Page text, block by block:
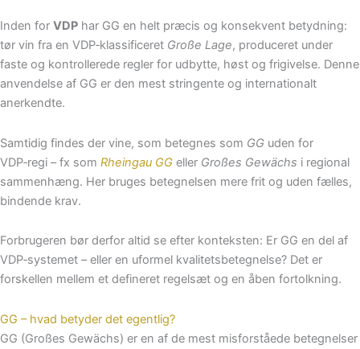
Inden for VDP har GG en helt præcis og konsekvent betydning:
tør vin fra en VDP‑klassificeret Große Lage, produceret under
faste og kontrollerede regler for udbytte, høst og frigivelse. Denne
anvendelse af GG er den mest stringente og internationalt
anerkendte.
Samtidig findes der vine, som betegnes som GG uden for
VDP‑regi – fx som Rheingau GG eller Großes Gewächs i regional
sammenhæng. Her bruges betegnelsen mere frit og uden fælles,
bindende krav.
Forbrugeren bør derfor altid se efter konteksten: Er GG en del af
VDP‑systemet – eller en uformel kvalitetsbetegnelse? Det er
forskellen mellem et defineret regelsæt og en åben fortolkning.
GG – hvad betyder det egentlig?
GG (Großes Gewächs) er en af de mest misforståede betegnelser